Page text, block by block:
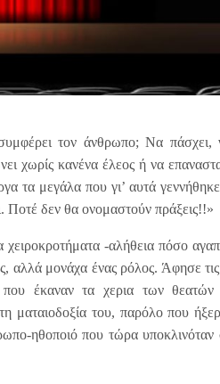
τον άνθρωπο; Να πάσχει,
χωρίς κανένα έλεος ή να
τα μεγάλα που γι’ αυτά
Ποτέ δεν θα ονομαστούν πράξεις!!»
-αλήθεια πόσο
αλλά μονάχα ένας ρόλος. Άφησε τις
έκαναν τα χερια των θεατών
ματαιοδοξία του, παρόλο που
ηθοποιό που τώρα